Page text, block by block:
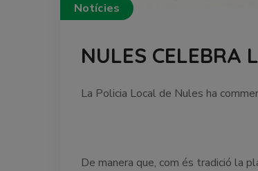
Notícies
NULES CELEBRA
La Policia Local de Nules ha
De manera que, com és tradició la